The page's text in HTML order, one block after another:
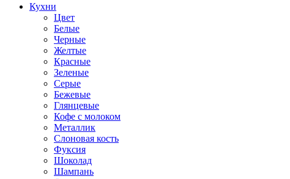
Кухни
Цвет
Белые
Черные
Желтые
Красные
Зеленые
Серые
Бежевые
Глянцевые
Кофе с молоком
Металлик
Слоновая кость
Фуксия
Шоколад
Шампань